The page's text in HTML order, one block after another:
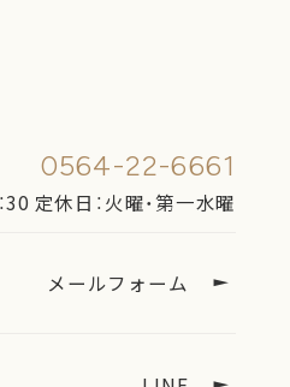
0564-22-6661
30 定休日：火曜・第一水曜
メールフォーム